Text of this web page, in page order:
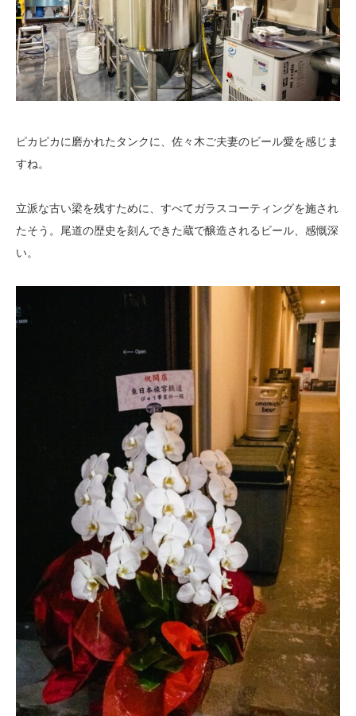
ピカピカに磨かれたタンクに、佐々木ご夫妻のビール愛を感じま
すね。
立派な古い梁を残すために、すべてガラスコーティングを施され
たそう。尾道の歴史を刻んできた蔵で醸造されるビール、感慨深
い。